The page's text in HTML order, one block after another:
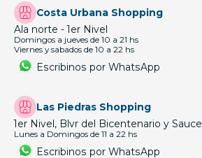
Costa Urbana Shopping
Ala norte - 1er Nivel
Domingos a jueves de 10 a 21 hs
Viernes y sabados de 10 a 22 hs
Escribinos por WhatsApp
Las Piedras Shopping
1er Nivel, Blvr del Bicentenario y Sauce
Lunes a Domingos de 11 a 22 hs
Escribinos por WhatsApp